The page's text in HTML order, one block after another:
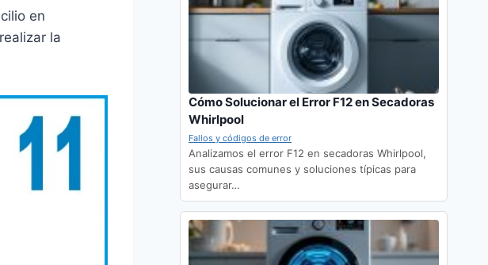
en
la
Cómo Solucionar el Error F12 en Secadoras
Whirlpool
Fallos y códigos de error
Analizamos el error F12 en secadoras Whirlpool,
sus causas comunes y soluciones típicas para
asegurar…